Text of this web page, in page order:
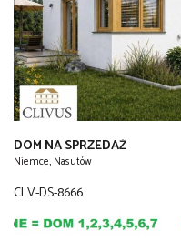
DOM NA SPRZEDAŻ
Niemce, Nasutów
CLV-DS-8666